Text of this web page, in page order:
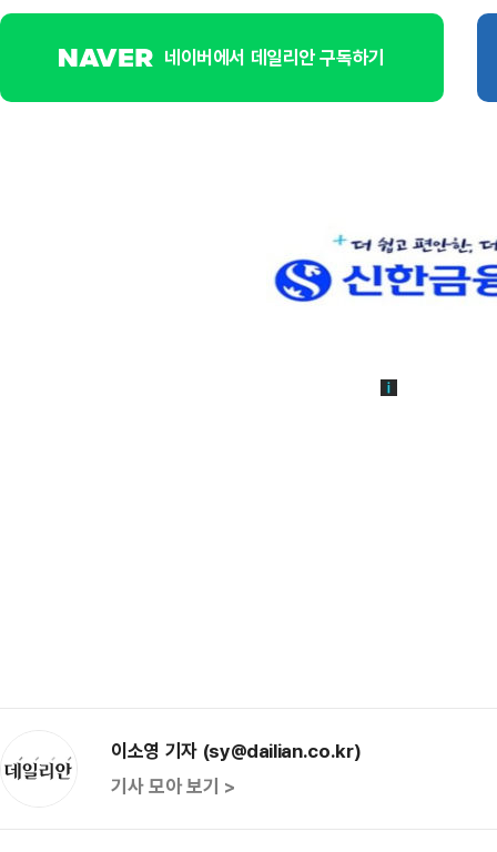
네이버에서 데일리안 구독하기
이소영 기자 (sy@dailian.co.kr)
기사 모아 보기 >